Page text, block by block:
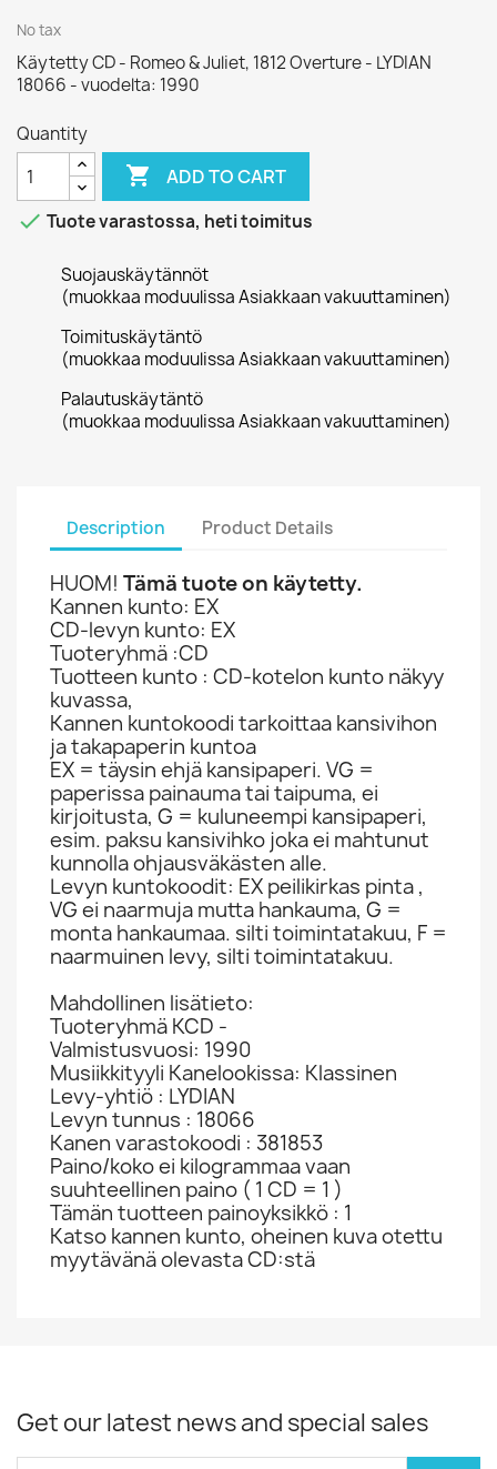
No tax
Käytetty CD - Romeo & Juliet, 1812 Overture - LYDIAN
18066 - vuodelta: 1990
Quantity
 ADD TO CART
 Tuote varastossa, heti toimitus
Suojauskäytännöt
(muokkaa moduulissa Asiakkaan vakuuttaminen)
Toimituskäytäntö
(muokkaa moduulissa Asiakkaan vakuuttaminen)
Palautuskäytäntö
(muokkaa moduulissa Asiakkaan vakuuttaminen)
Description Product Details
HUOM! Tämä tuote on käytetty.
Kannen kunto: EX
CD-levyn kunto: EX
Tuoteryhmä :CD
Tuotteen kunto : CD-kotelon kunto näkyy
kuvassa,
Kannen kuntokoodi tarkoittaa kansivihon
ja takapaperin kuntoa
EX = täysin ehjä kansipaperi. VG =
paperissa painauma tai taipuma, ei
kirjoitusta, G = kuluneempi kansipaperi,
esim. paksu kansivihko joka ei mahtunut
kunnolla ohjausväkästen alle.
Levyn kuntokoodit: EX peilikirkas pinta ,
VG ei naarmuja mutta hankauma, G =
monta hankaumaa. silti toimintatakuu, F =
naarmuinen levy, silti toimintatakuu.
Mahdollinen lisätieto:
Tuoteryhmä KCD -
Valmistusvuosi: 1990
Musiikkityyli Kanelookissa: Klassinen
Levy-yhtiö : LYDIAN
Levyn tunnus : 18066
Kanen varastokoodi : 381853
Paino/koko ei kilogrammaa vaan
suuhteellinen paino ( 1 CD = 1 )
Tämän tuotteen painoyksikkö : 1
Katso kannen kunto, oheinen kuva otettu
myytävänä olevasta CD:stä
Get our latest news and special sales